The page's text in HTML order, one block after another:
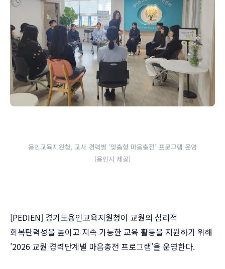
용인교육지원청, 교사 경력별 ‘맞춤형 마음충전’ 프로그램 운영
(용인시 제공)
[PEDIEN] 경기도용인교육지원청이 교원의 심리적
회복탄력성을 높이고 지속 가능한 교육 활동을 지원하기 위해
'2026 교원 경력단계별 마음충전 프로그램'을 운영한다.